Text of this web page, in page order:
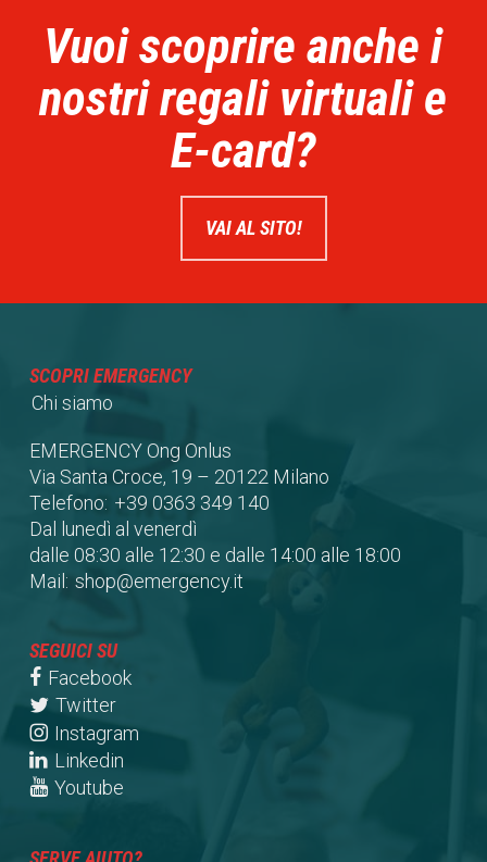
Vuoi scoprire anche i
nostri regali virtuali e
E-card?
VAI AL SITO!
SCOPRI EMERGENCY
Chi siamo
EMERGENCY Ong Onlus
Via Santa Croce, 19 – 20122 Milano
Telefono: +39 0363 349 140
Dal lunedì al venerdì
dalle 08:30 alle 12:30 e dalle 14:00 alle 18:00
Mail: shop@emergency.it
SEGUICI SU
Facebook
Twitter
Instagram
Linkedin
Youtube